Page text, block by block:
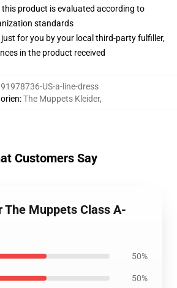
product is evaluated according to
standards
just for you by your local third-party fulfiller,
in the product received
91978736-US-a-line-dress
:The Muppets Kleider,
Customers Say
The Muppets Class A-
50%
50%